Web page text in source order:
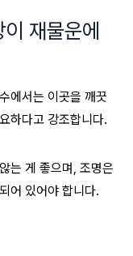
재물운에
에서는 이곳을 깨끗
하다고 강조합니다.
는 게 좋으며, 조명은
어 있어야 합니다.